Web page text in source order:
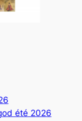
été 2026